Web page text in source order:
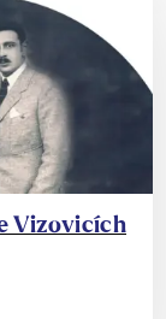
Vizovicích